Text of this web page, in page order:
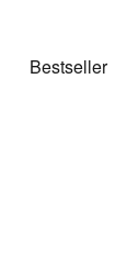
Bestseller